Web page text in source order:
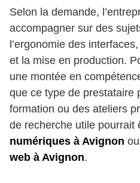
Selon la demande,
accompagner sur des
l’ergonomie des
et la mise en production.
une montée en
que ce type de prestataire
formation ou des ateliers
de recherche utile pourrait
numériques à Avignon ou
web à Avignon.